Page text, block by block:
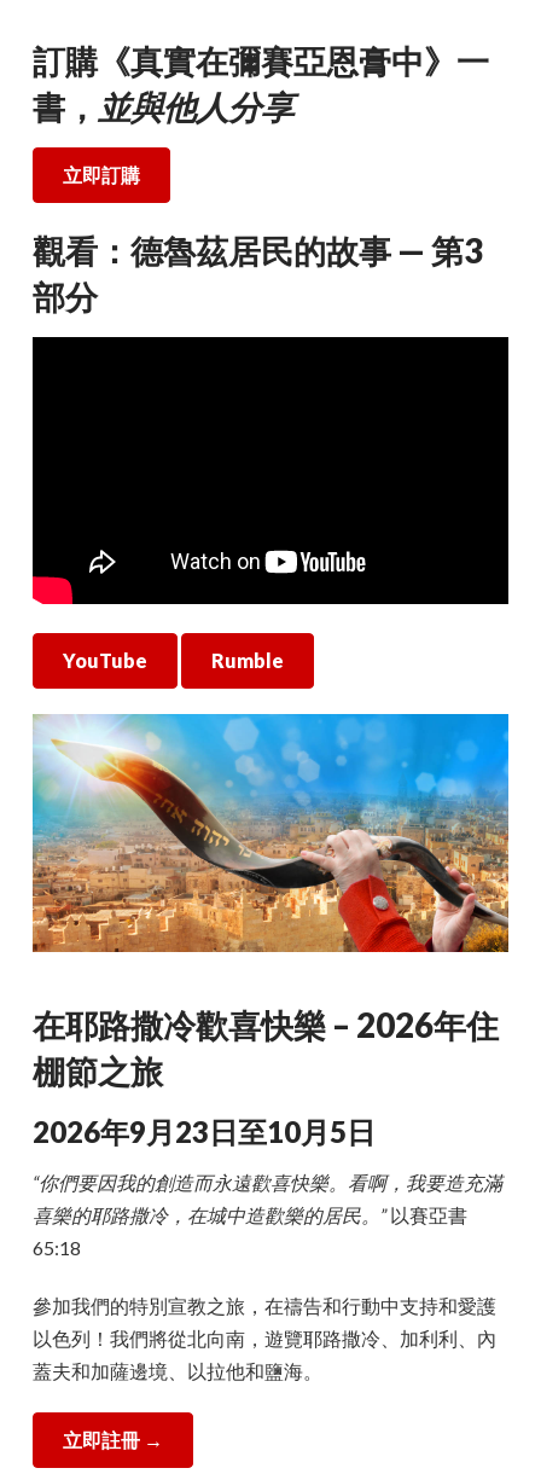
訂購《真實在彌賽亞恩膏中》一
書， 並與他人分享
立即訂購
觀看：德魯茲居民的故事 — 第3
部分
YouTube Rumble
在耶路撒冷歡喜快樂 – 2026年住
棚節之旅
2026年9月23日至10月5日
“你們要因我的創造而永遠歡喜快樂。看啊，我要造充滿
喜樂的耶路撒冷，在城中造歡樂的居民。”以賽亞書
65:18
參加我們的特別宣教之旅，在禱告和行動中支持和愛護
以色列！我們將從北向南，遊覽耶路撒冷、加利利、內
蓋夫和加薩邊境、以拉他和鹽海。
立即註冊 →